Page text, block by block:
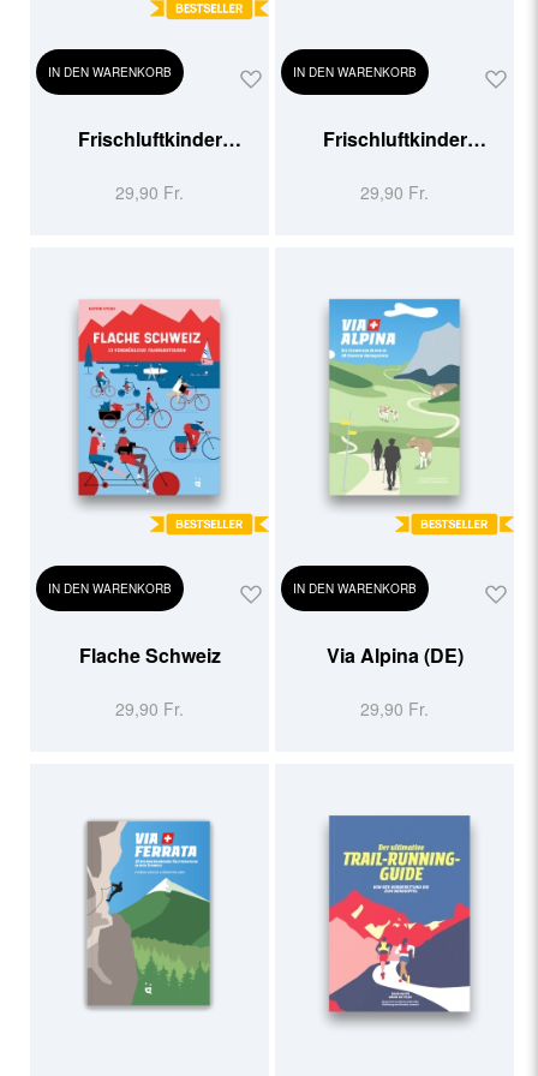
IN DEN WARENKORB
Frischluftkinder
29,90 Fr.
IN DEN WARENKORB
Frischluftkinder
29,90 Fr.
IN DEN WARENKORB
Flache Schweiz
29,90 Fr.
IN DEN WARENKORB
Via Alpina (DE)
29,90 Fr.